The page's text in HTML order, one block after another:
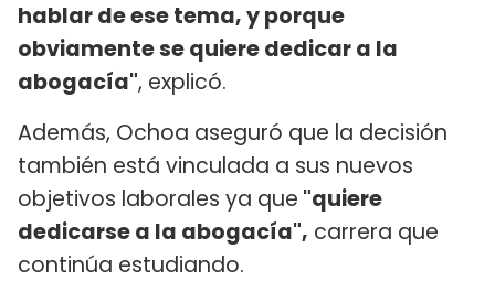
hablar de ese tema, y porque
obviamente se quiere dedicar a la
abogacía", explicó.
Además, Ochoa aseguró que la decisión
también está vinculada a sus nuevos
objetivos laborales ya que "quiere
dedicarse a la abogacía", carrera que
continúa estudiando.